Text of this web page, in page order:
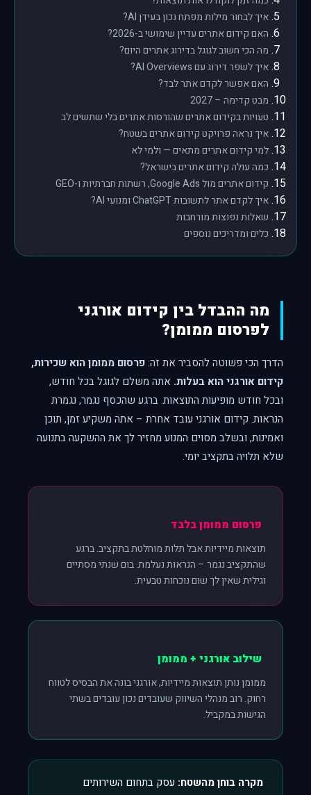
איך לבחור מילות מפתח נכון בעידן AI?
האם קידום אתרים עדיין שימושי ב-2026?
מה הכי חשוב לגוגל בדירוג אתרים היום?
איך לשפר דירוג עם AI Overviews?
האם אפשר לקדם אתר לבד?
מבט קדימה – 2027
טעויות בקידום אתרים שהורסות אתרים בלי שתשים לב
איך נראה פרויקט קידום אתרים בשטח?
למי קידום אתרים מתאים — ולמי לא
כמה עולה קידום אתרים בישראל?
קידום אתרים מול Google Ads, רשתות חברתיות ו-GEO
איך לקדם אתר לתשובות ChatGPT ומנועי AI?
שאלות נפוצות מורחבות
כלים ומדריכים נוספים
מה ההבדל בין קידום אורגני
לפרסום ממומן?
הדרך הכי פשוטה להסביר את זה:פרסום ממומן הוא שכירות,
קידום אורגני הוא בעלות. אתה משלם לגוגל בכל חודש,
ובכל חודש מופיעות התוצאות. ברגע שהכסף נגמר, נגמרת
הנראות. קידום אורגני עובד אחרת – אתה משקיע זמן, תוכן
ואמינות, ובשלב מסוים המנוע מחזיר לך את ההשקעה בתנועה
שלא תלויה בתקציב יומי.
פרסום ממומן בלבד
תוצאות מיידיות אבל תלות מוחלטת בתקציב. ברגע
שהתקציב נגמר – הנראות נעלמת. בום שנתי מסתיים
וגילית שאין לך שום נוכחות טבעית.
שילוב אורגני + ממומן
ממומן נותן תוצאות מיידיות, אורגני בונה את הבסיס לטווח
רחוק. רוב מנהלי השיווק שעובדים נכון עובדים בשתי
הגישות במקביל.
מקרה בוחן מהשטח: עסק בתחום השירותים